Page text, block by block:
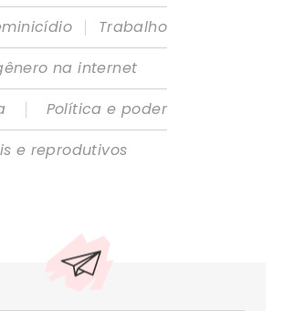
|
Trabalho
na internet
|
Política e poder
e reprodutivos